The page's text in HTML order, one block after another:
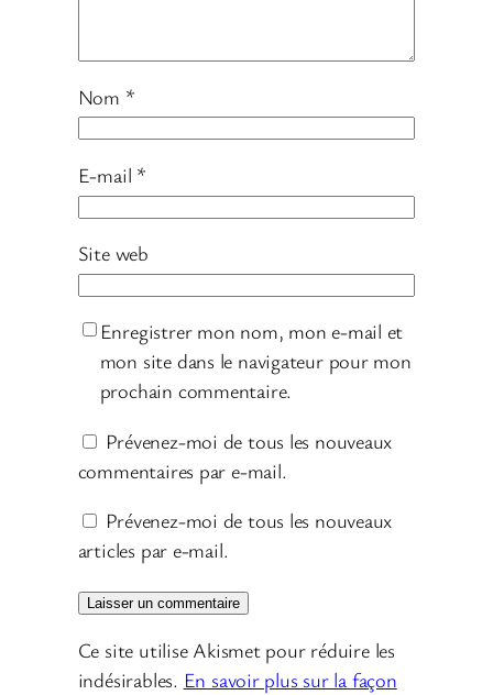
Nom *
E-mail *
Site web
Enregistrer mon nom, mon e-mail et
mon site dans le navigateur pour mon
prochain commentaire.
Prévenez-moi de tous les nouveaux
commentaires par e-mail.
Prévenez-moi de tous les nouveaux
articles par e-mail.
Ce site utilise Akismet pour réduire les
indésirables. En savoir plus sur la façon